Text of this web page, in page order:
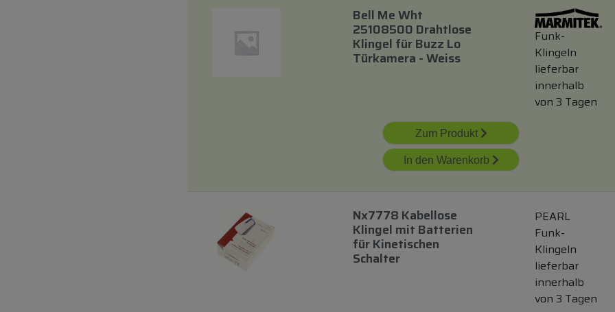
Bell Me Wht
25108500 Drahtlose
Klingel fürBuzz Lo
Türkamera - Weiss
Funk-
Klingeln
lieferbar
innerhalb
von 3 Tagen
Zum Produkt
In den Warenkorb
Nx7778 Kabellose
Klingel mit Batterien
fürKinetischen
Schalter
PEARL
Funk-
Klingeln
lieferbar
innerhalb
von 3 Tagen